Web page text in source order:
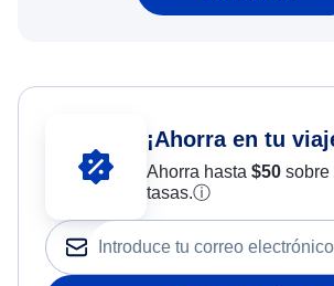
¡Ahorra en tu
Ahorra hasta $50sobre
tasas.ⓘ